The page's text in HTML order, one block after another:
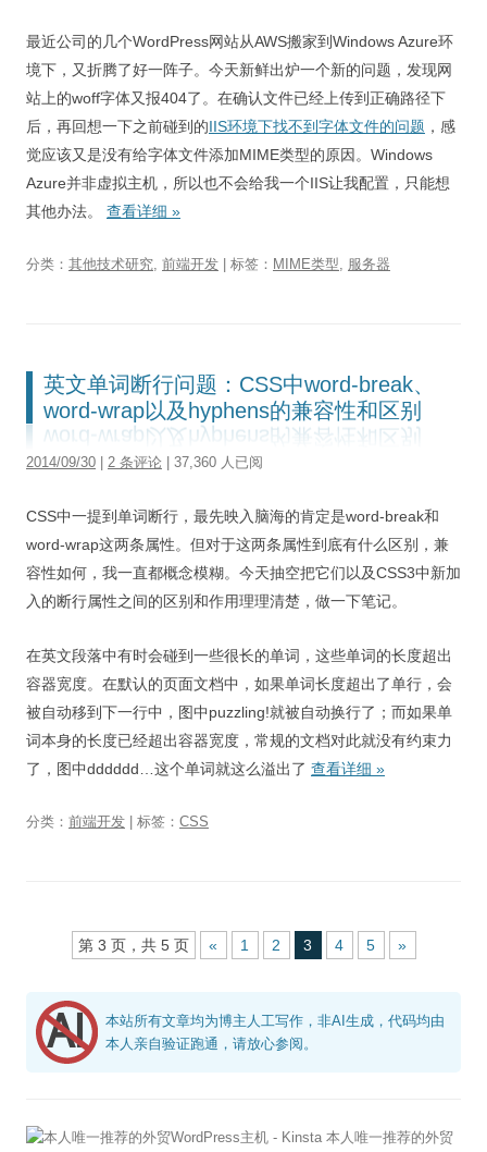
最近公司的几个WordPress网站从AWS搬家到Windows Azure环
境下，又折腾了好一阵子。今天新鲜出炉一个新的问题，发现网
站上的woff字体又报404了。在确认文件已经上传到正确路径下
后，再回想一下之前碰到的IIS环境下找不到字体文件的问题 ，感
觉应该又是没有给字体文件添加MIME类型的原因。Windows
Azure并非虚拟主机，所以也不会给我一个IIS让我配置，只能想
其他办法。 查看详细 »
分类： 其他技术研究 前端开发 | 标签： MIME类型 服务器
英文单词断行问题：CSS中word-break、
word-wrap以及hyphens的兼容性和区别
2014/09/30 2 条评论 | 37,360 人已阅
CSS中一提到单词断行，最先映入脑海的肯定是word-break和
word-wrap这两条属性。但对于这两条属性到底有什么区别，兼
容性如何，我一直都概念模糊。今天抽空把它们以及CSS3中新加
入的断行属性之间的区别和作用理理清楚，做一下笔记。
在英文段落中有时会碰到一些很长的单词，这些单词的长度超出
容器宽度。在默认的页面文档中，如果单词长度超出了单行，会
被自动移到下一行中，图中puzzling!就被自动换行了；而如果单
词本身的长度已经超出容器宽度，常规的文档对此就没有约束力
了，图中dddddd…这个单词就这么溢出了 查看详细 »
分类： 前端开发 | 标签： CSS
第 3 页，共 5 页 « 1 2 3 4 5 »
本站所有文章均为博主人工写作，非AI生成，代码均由
本人亲自验证跑通，请放心参阅。
本人唯一推荐的外贸